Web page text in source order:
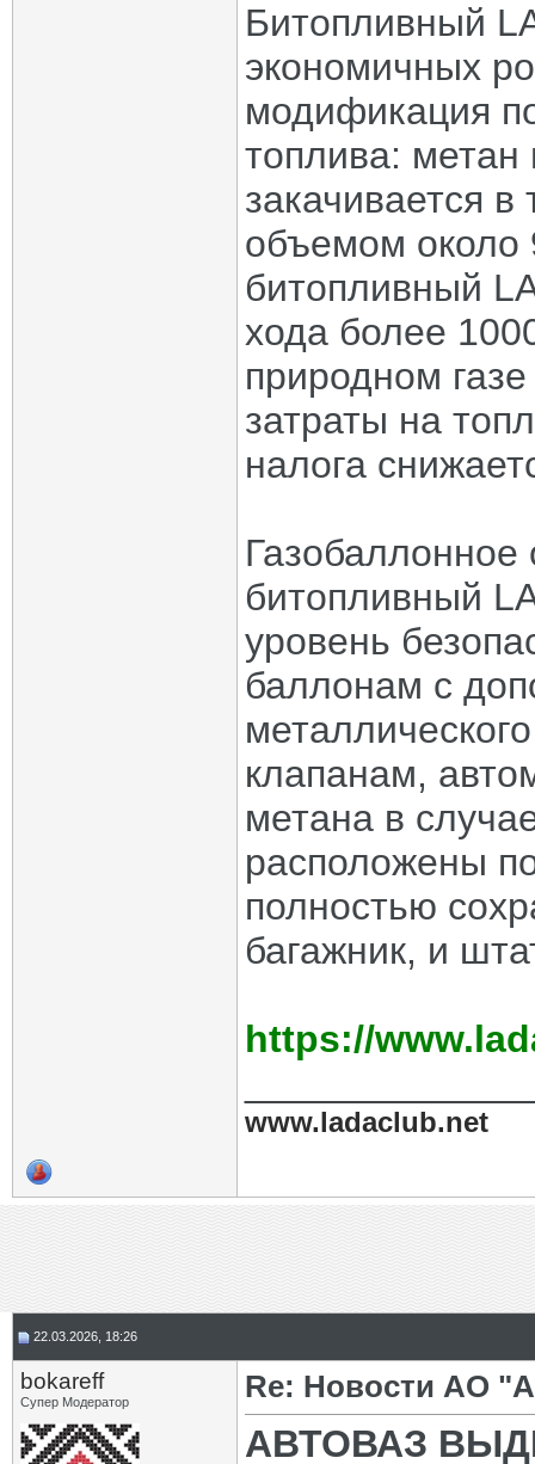
Битопливный
экономичных
модификация
топлива:
закачивается
объемом около
битопливный
хода более
природном
затраты на
налога
Газобаллонное
битопливный
уровень
баллонам с
клапанам,
метана в
расположены
полностью
багажник, и
https://
www.ladaclub.net
22.03.2026, 18:26
bokareff
Супер Модератор Re: Новости АО
АВТОВАЗ